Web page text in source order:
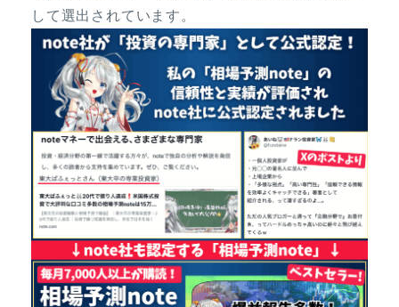
して選出されています。